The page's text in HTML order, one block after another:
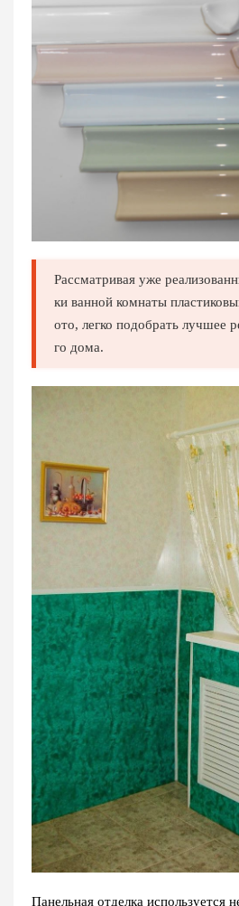
Рассматривая уже
ки ванной комнаты
ото, легко подобрать лучшее
го дома.
Панельная отделка используется